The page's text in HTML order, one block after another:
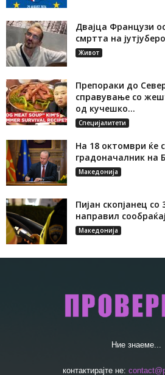
Двајца Французи
смртта на
Живот
Препораки до
справување со
од кучешко...
Специјалитети
На 18 октомври ќе
градоначалник на
Македонија
Пијан скопјанец
направил
Македонија
Ние знаеме...
контактирајте не: